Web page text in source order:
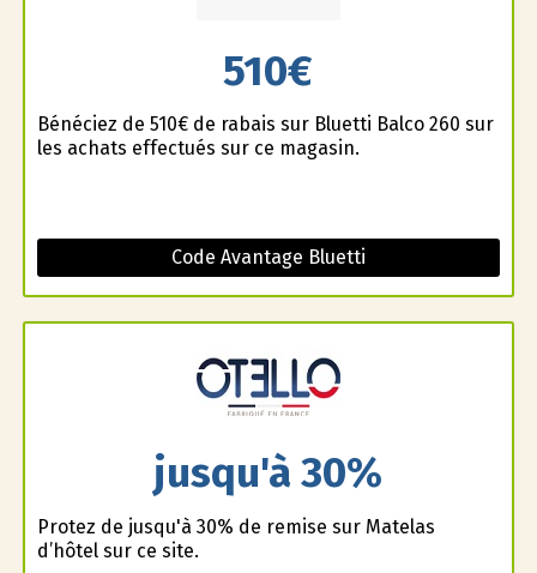
510€
Bénéficiez de 510€ de rabais sur Bluetti Balco 260 sur
les achats effectués sur ce magasin.
Code Avantage Bluetti
jusqu'à 30%
Profitez de jusqu'à 30% de remise sur Matelas
d’hôtel sur ce site.